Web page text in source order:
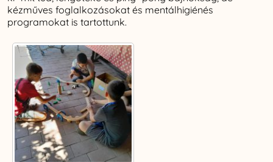
kézműves foglalkozásokat és mentálhigiénés
programokat is tartottunk.